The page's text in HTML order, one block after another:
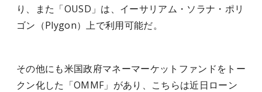
り、また「OUSD」は、イーサリアム・ソラナ・ポリ
ゴン（Plygon）上で利用可能だ。
その他にも米国政府マネーマーケットファンドをトー
クン化した「OMMF」があり、こちらは近日ローン